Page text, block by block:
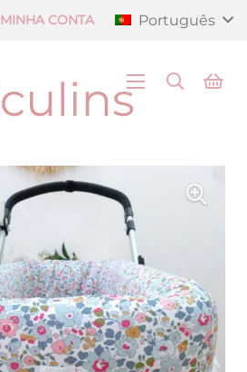
MINHA CONTA Português